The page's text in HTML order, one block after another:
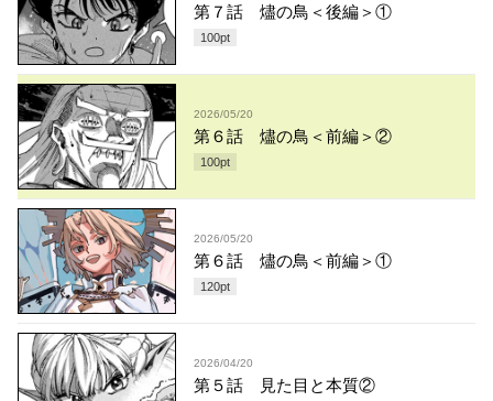
第７話 燼の鳥＜後編＞①
100pt
2026/05/20
第６話 燼の鳥＜前編＞②
100pt
2026/05/20
第６話 燼の鳥＜前編＞①
120pt
2026/04/20
第５話 見た目と本質②